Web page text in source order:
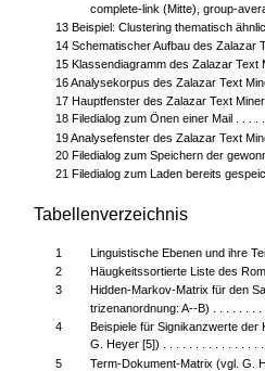
complete-link (Mitte), group-
13 Beispiel: Clustering thematisch
14 Schematischer Aufbau des Zalazar
15 Klassendiagramm des Zalazar Text
16 Analysekorpus des Zalazar Text
17 Hauptfenster des Zalazar Text
18 Filedialog zum Önen einer Mail . . . .
19 Analysefenster des Zalazar Text
20 Filedialog zum Speichern der
21 Filedialog zum Laden bereits
Tabellenverzeichnis
1
Linguistische Ebenen und ihre
2
Häugkeitssortierte Liste des
3
Hidden-Markov-Matrix für den
trizenanordnung: A--B) . . . . . . .
4
Beispiele für Signikanzwerte der
G. Heyer [5]) . . . . . . . . . . . . . . .
5
Term-Dokument-Matrix (vgl. G.